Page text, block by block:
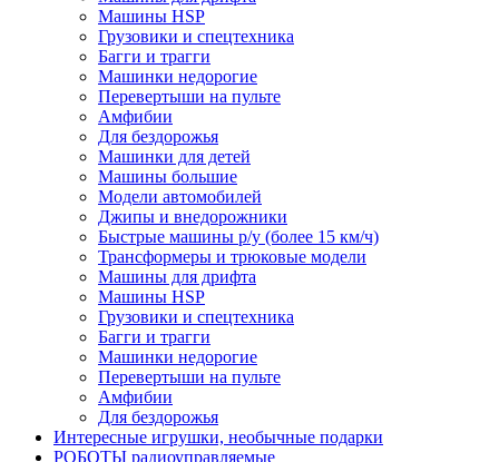
Машины HSP
Грузовики и спецтехника
Багги и трагги
Машинки недорогие
Перевертыши на пульте
Амфибии
Для бездорожья
Машинки для детей
Машины большие
Модели автомобилей
Джипы и внедорожники
Быстрые машины р/у (более 15 км/ч)
Трансформеры и трюковые модели
Машины для дрифта
Машины HSP
Грузовики и спецтехника
Багги и трагги
Машинки недорогие
Перевертыши на пульте
Амфибии
Для бездорожья
Интересные игрушки, необычные подарки
РОБОТЫ радиоуправляемые